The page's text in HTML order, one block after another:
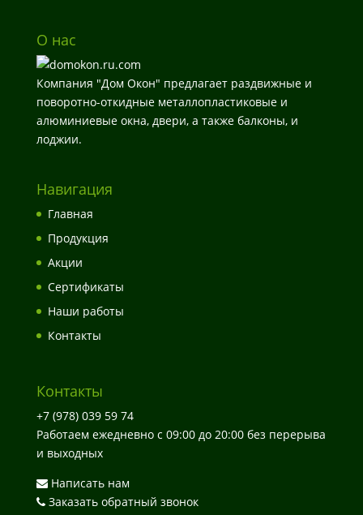
О нас
Компания "Дом Окон" предлагает раздвижные и
поворотно-откидные металлопластиковые и
алюминиевые окна, двери, а также балконы, и
лоджии.
Навигация
Главная
Продукция
Акции
Сертификаты
Наши работы
Контакты
Контакты
+7 (978) 039 59 74
Работаем ежедневно с 09:00 до 20:00 без перерыва
и выходных
Написать нам
Заказать обратный звонок